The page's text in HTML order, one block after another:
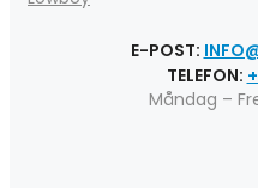
E-POST:
TELEFON:
Måndag –